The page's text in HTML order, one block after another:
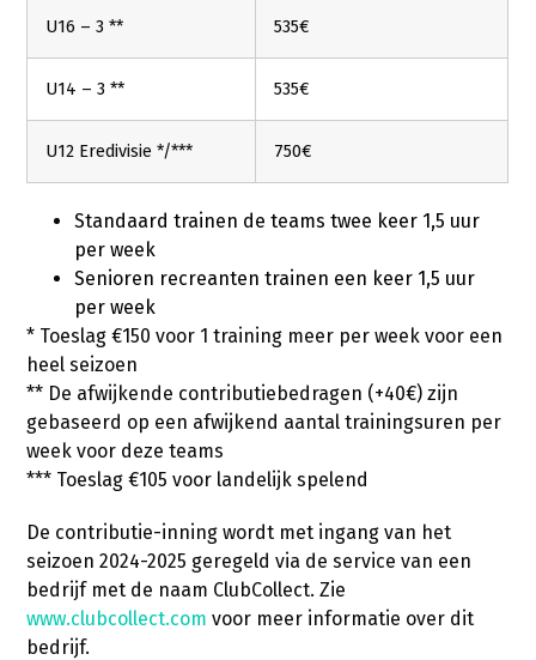
U16 – 3 ** 535€
U14 – 3 ** 535€
U12 Eredivisie */*** 750€
Standaard trainen de teams twee keer 1,5 uur
per week
Senioren recreanten trainen een keer 1,5 uur
per week
* Toeslag €150 voor 1 training meer per week voor een
heel seizoen
** De afwijkende contributiebedragen (+40€) zijn
gebaseerd op een afwijkend aantal trainingsuren per
week voor deze teams
*** Toeslag €105 voor landelijk spelend
De contributie-inning wordt met ingang van het
seizoen 2024-2025 geregeld via de service van een
bedrijf met de naam ClubCollect. Zie
www.clubcollect.com voor meer informatie over dit
bedrijf.